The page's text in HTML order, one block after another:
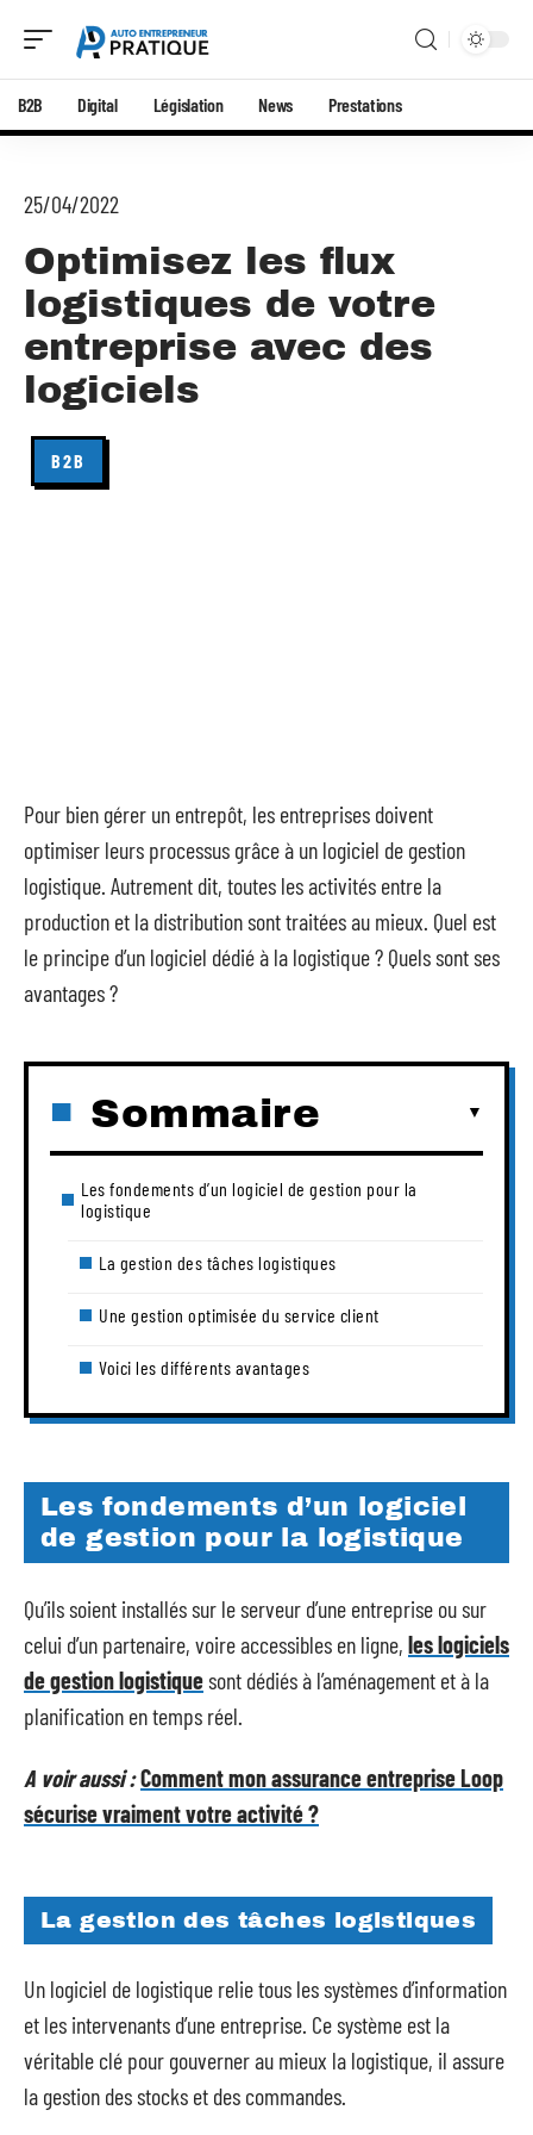
B2B Digital Législation News Prestations
25/04/2022
Optimisez les flux
logistiques de votre
entreprise avec des
logiciels
B2B
Pour bien gérer un entrepôt, les entreprises doivent
optimiser leurs processus grâce à un logiciel de gestion
logistique. Autrement dit, toutes les activités entre la
production et la distribution sont traitées au mieux. Quel est
le principe d’un logiciel dédié à la logistique ? Quels sont ses
avantages ?
Sommaire
Les fondements d’un logiciel de gestion pour la
logistique
La gestion des tâches logistiques
Une gestion optimisée du service client
Voici les différents avantages
Les fondements d’un logiciel
de gestion pour la logistique
Qu’ils soient installés sur le serveur d’une entreprise ou sur
celui d’un partenaire, voire accessibles en ligne, les logiciels
de gestion logistiquesont dédiés à l’aménagement et à la
planification en temps réel.
A voir aussi :Comment mon assurance entreprise Loop
sécurise vraiment votre activité ?
La gestion des tâches logistiques
Un logiciel de logistique relie tous les systèmes d’information
et les intervenants d’une entreprise. Ce système est la
véritable clé pour gouverner au mieux la logistique, il assure
la gestion des stocks et des commandes.